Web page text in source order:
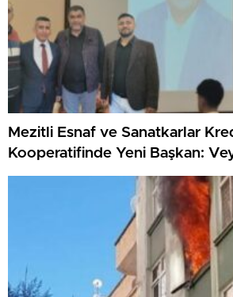
Mezitli Esnaf ve Sanatkarlar
Kooperatifinde Yeni Başkan: